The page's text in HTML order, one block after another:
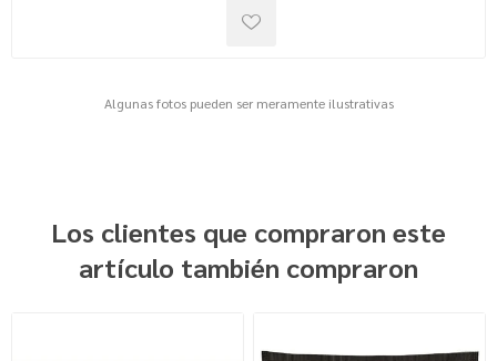
Algunas fotos pueden ser meramente ilustrativas
Los clientes que compraron este
artículo también compraron